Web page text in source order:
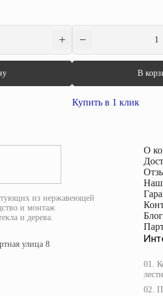
В
Купить в 1 клик
из нержавеющей
и монтаж
и дерева.
улица 8
О
Блог
01.
02.